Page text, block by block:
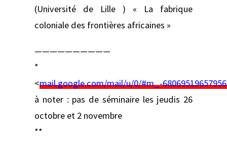
(Université de Lille ) « La fabrique
coloniale des frontières africaines »
——————————
*
<mail.google.com/mail/u/0/#m_-
à noter : pas de séminaire les jeudis 26
octobre et 2 novembre
**